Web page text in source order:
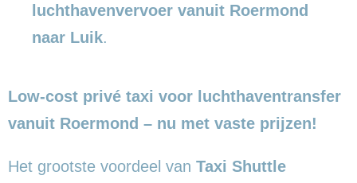
luchthavenvervoer vanuit Roermond
naar Luik.
Low-cost privé taxi voor luchthaventransfer
vanuit Roermond – nu met vaste prijzen!
Het grootste voordeel van Taxi Shuttle